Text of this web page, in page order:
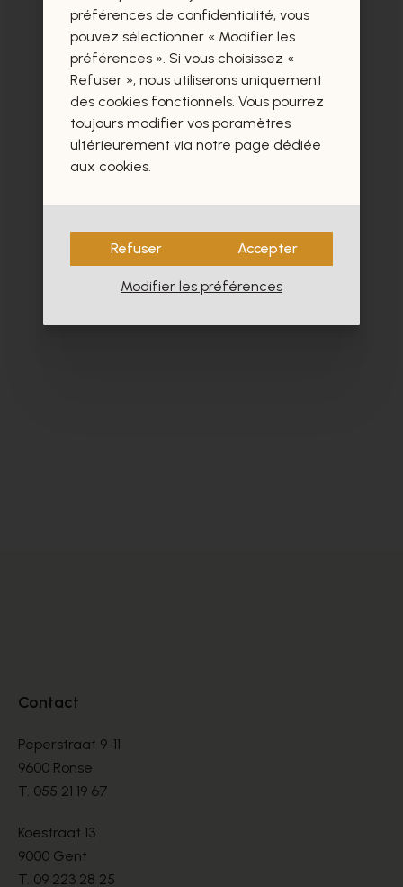
Contact
Peperstraat 9-11
9600 Ronse
T. 055 21 19 67
Koestraat 13
9000 Gent
T. 09 223 28 25
préférences de confidentialité, vous
pouvez sélectionner « Modifier les
préférences ». Si vous choisissez «
Refuser », nous utiliserons uniquement
des cookies fonctionnels. Vous pourrez
toujours modifier vos paramètres
ultérieurement via notre page dédiée
aux cookies.
Refuser Accepter
Modifier les préférences